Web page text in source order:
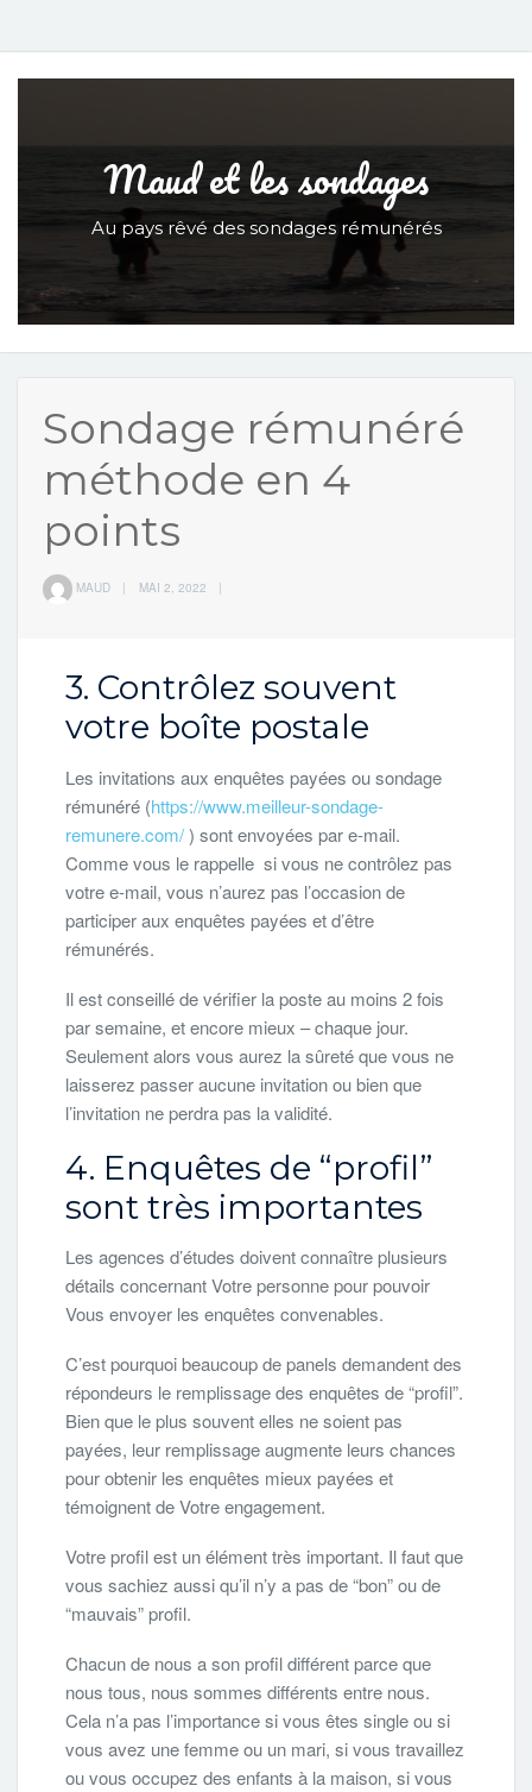
Maud et les sondages
Au pays rêvé des sondages rémunérés
Sondage rémunéré
méthode en 4
points
MAUD | MAI 2, 2022 |
3. Contrôlez souvent
votre boîte postale
Les invitations aux enquêtes payées ou sondage
rémunéré (https://www.meilleur-sondage-
remunere.com/) sont envoyées par e-mail.
Comme vous le rappelle si vous ne contrôlez pas
votre e-mail, vous n’aurez pas l’occasion de
participer aux enquêtes payées et d’être
rémunérés.
Il est conseillé de vérifier la poste au moins 2 fois
par semaine, et encore mieux – chaque jour.
Seulement alors vous aurez la sûreté que vous ne
laisserez passer aucune invitation ou bien que
l’invitation ne perdra pas la validité.
4. Enquêtes de “profil”
sont très importantes
Les agences d’études doivent connaître plusieurs
détails concernant Votre personne pour pouvoir
Vous envoyer les enquêtes convenables.
C’est pourquoi beaucoup de panels demandent des
répondeurs le remplissage des enquêtes de “profil”.
Bien que le plus souvent elles ne soient pas
payées, leur remplissage augmente leurs chances
pour obtenir les enquêtes mieux payées et
témoignent de Votre engagement.
Votre profil est un élément très important. Il faut que
vous sachiez aussi qu’il n’y a pas de “bon” ou de
“mauvais” profil.
Chacun de nous a son profil différent parce que
nous tous, nous sommes différents entre nous.
Cela n’a pas l’importance si vous êtes single ou si
vous avez une femme ou un mari, si vous travaillez
ou vous occupez des enfants à la maison, si vous